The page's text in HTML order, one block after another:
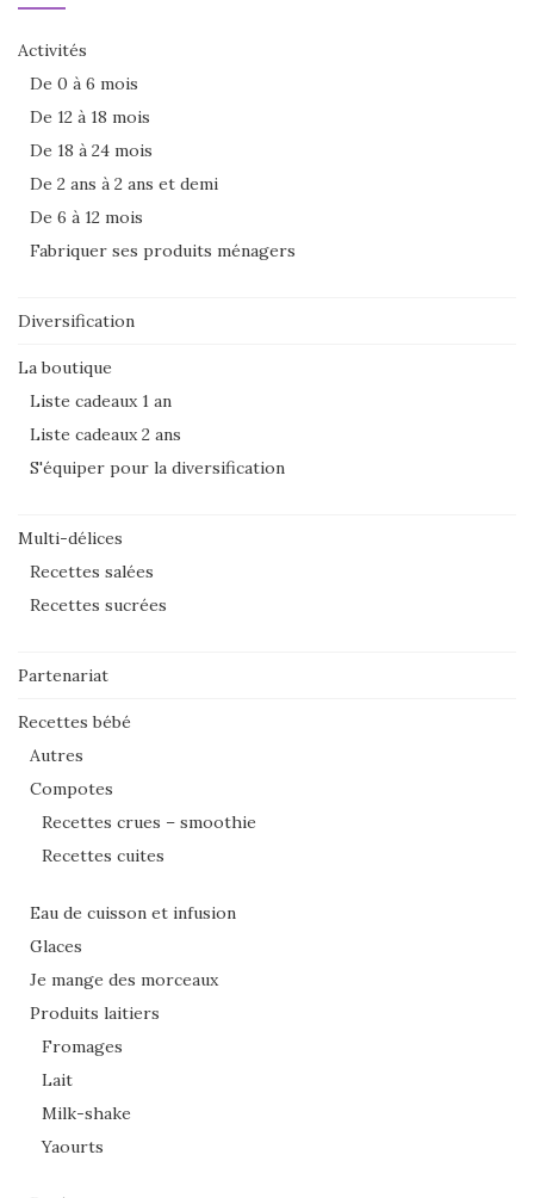
Activités
De 0 à 6 mois
De 12 à 18 mois
De 18 à 24 mois
De 2 ans à 2 ans et demi
De 6 à 12 mois
Fabriquer ses produits ménagers
Diversification
La boutique
Liste cadeaux 1 an
Liste cadeaux 2 ans
S'équiper pour la diversification
Multi-délices
Recettes salées
Recettes sucrées
Partenariat
Recettes bébé
Autres
Compotes
Recettes crues – smoothie
Recettes cuites
Eau de cuisson et infusion
Glaces
Je mange des morceaux
Produits laitiers
Fromages
Lait
Milk-shake
Yaourts